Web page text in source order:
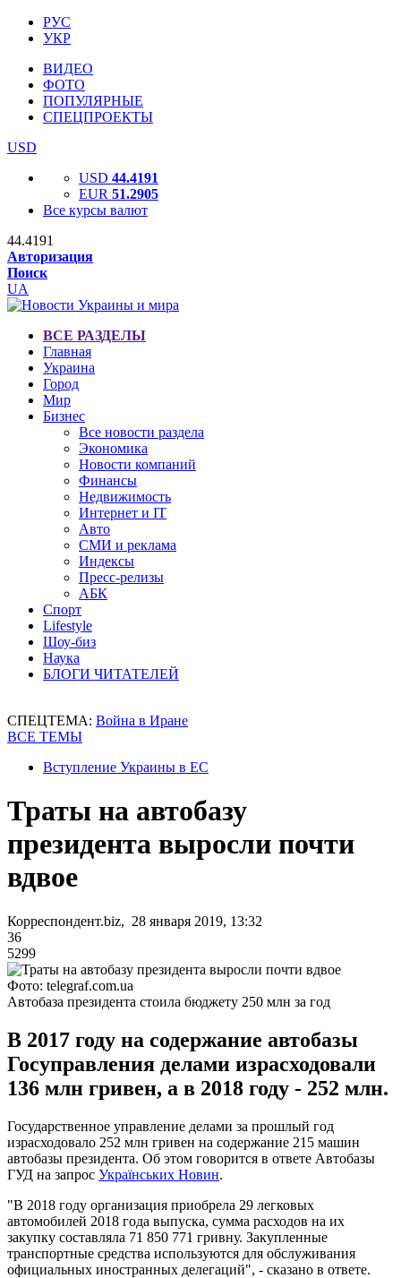
РУС
УКР
ВИДЕО
ФОТО
ПОПУЛЯРНЫЕ
СПЕЦПРОЕКТЫ
USD
USD 44.4191
EUR 51.2905
Все курсы валют
44.4191
Авторизация
Поиск
UA
ВСЕ РАЗДЕЛЫ
Главная
Украина
Город
Мир
Бизнес
Все новости раздела
Экономика
Новости компаний
Финансы
Недвижимость
Интернет и IT
Авто
СМИ и реклама
Индексы
Пресс-релизы
АБК
Спорт
Lifestyle
Шоу-биз
Наука
БЛОГИ ЧИТАТЕЛЕЙ
СПЕЦТЕМА: Война в Иране
ВСЕ ТЕМЫ
Вступление Украины в ЕС
Траты на автобазу
президента выросли почти
вдвое
Корреспондент.biz, 28 января 2019, 13:32
36
5299
Фото: telegraf.com.ua
Автобаза президента стоила бюджету 250 млн за год
В 2017 году на содержание автобазы
Госуправления делами израсходовали
136 млн гривен, а в 2018 году - 252 млн.
Государственное управление делами за прошлый год
израсходовало 252 млн гривен на содержание 215 машин
автобазы президента. Об этом говорится в ответе Автобазы
ГУД на запрос Українських Новин.
"В 2018 году организация приобрела 29 легковых
автомобилей 2018 года выпуска, сумма расходов на их
закупку составляла 71 850 771 гривну. Закупленные
транспортные средства используются для обслуживания
официальных иностранных делегаций", - сказано в ответе.